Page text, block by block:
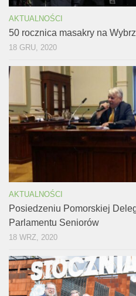
AKTUALNOŚCI
50 rocznica masakry na
18 GRU, 2020
AKTUALNOŚCI
Posiedzeniu Pomorskiej
Parlamentu Seniorów
18 WRZ, 2020